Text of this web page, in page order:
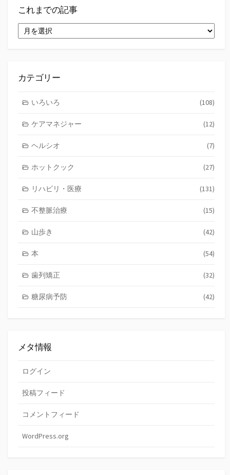
これまでの記事
れ
記
カテゴリー
いろいろ (108)
ケアマネジャー (12)
ヘルシオ (7)
ホットクック (27)
リハビリ・医療 (131)
不整脈治療 (15)
山歩き (42)
本 (54)
歯列矯正 (32)
糖尿病予防 (42)
メタ情報
ログイン
投稿フィード
コメントフィード
WordPress.org